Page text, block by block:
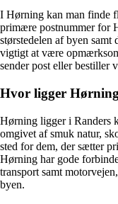
I Hørning kan man finde
primære postnummer for
størstedelen af byen
vigtigt at være
sender post eller bestiller
Hvor ligger
Hørning ligger i Randers
omgivet af smuk natur,
sted for dem, der sætter
Hørning har gode
transport samt
byen.